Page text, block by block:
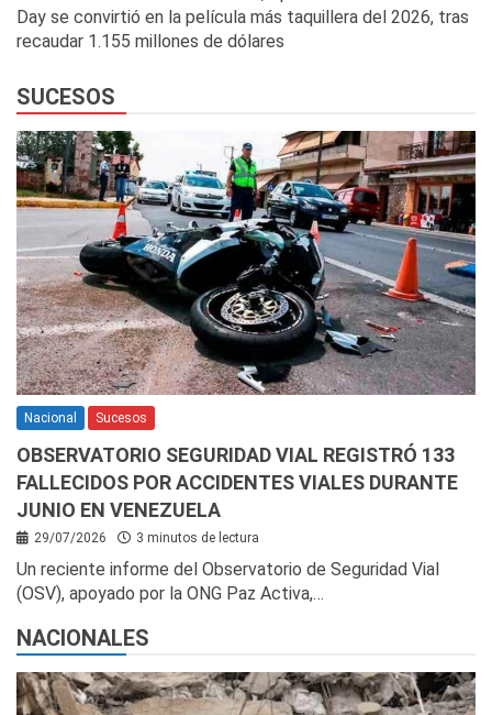
Day se convirtió en la película más taquillera del 2026, tras
recaudar 1.155 millones de dólares
SUCESOS
Nacional Sucesos
OBSERVATORIO SEGURIDAD VIAL REGISTRÓ 133
FALLECIDOS POR ACCIDENTES VIALES DURANTE
JUNIO EN VENEZUELA
29/07/2026 3 minutos de lectura
Un reciente informe del Observatorio de Seguridad Vial
(OSV), apoyado por la ONG Paz Activa,…
NACIONALES